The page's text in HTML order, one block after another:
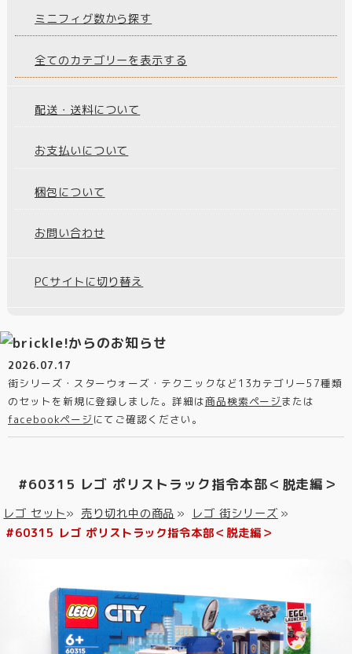
ミニフィグ数から探す
全てのカテゴリーを表示する
配送・送料について
お支払いについて
梱包について
お問い合わせ
PCサイトに切り替え
2026.07.17
街シリーズ・スターウォーズ・テクニックなど13カテゴリー57種類
のセットを新規に登録しました。詳細は商品検索ページまたは
facebookページ にてご確認ください。
#60315 レゴ ポリストラック指令本部＜脱走編＞
レゴ セット» 売り切れ中の商品 » レゴ 街シリーズ »
#60315 レゴ ポリストラック指令本部＜脱走編＞